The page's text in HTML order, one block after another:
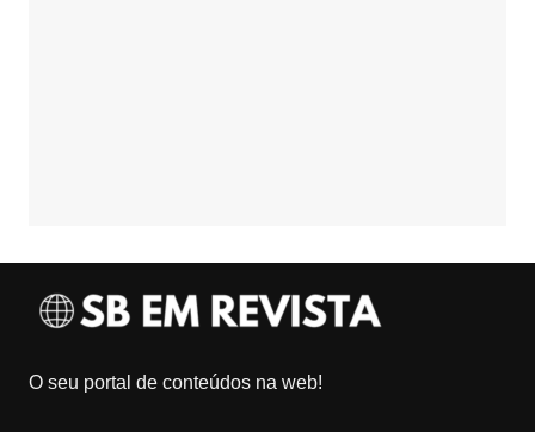
O seu portal de conteúdos na web!